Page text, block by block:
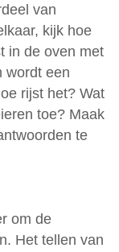
van
kijk hoe
in de oven met
wordt een
rijst het? Wat
toe? Maak
te
om de
Het tellen van